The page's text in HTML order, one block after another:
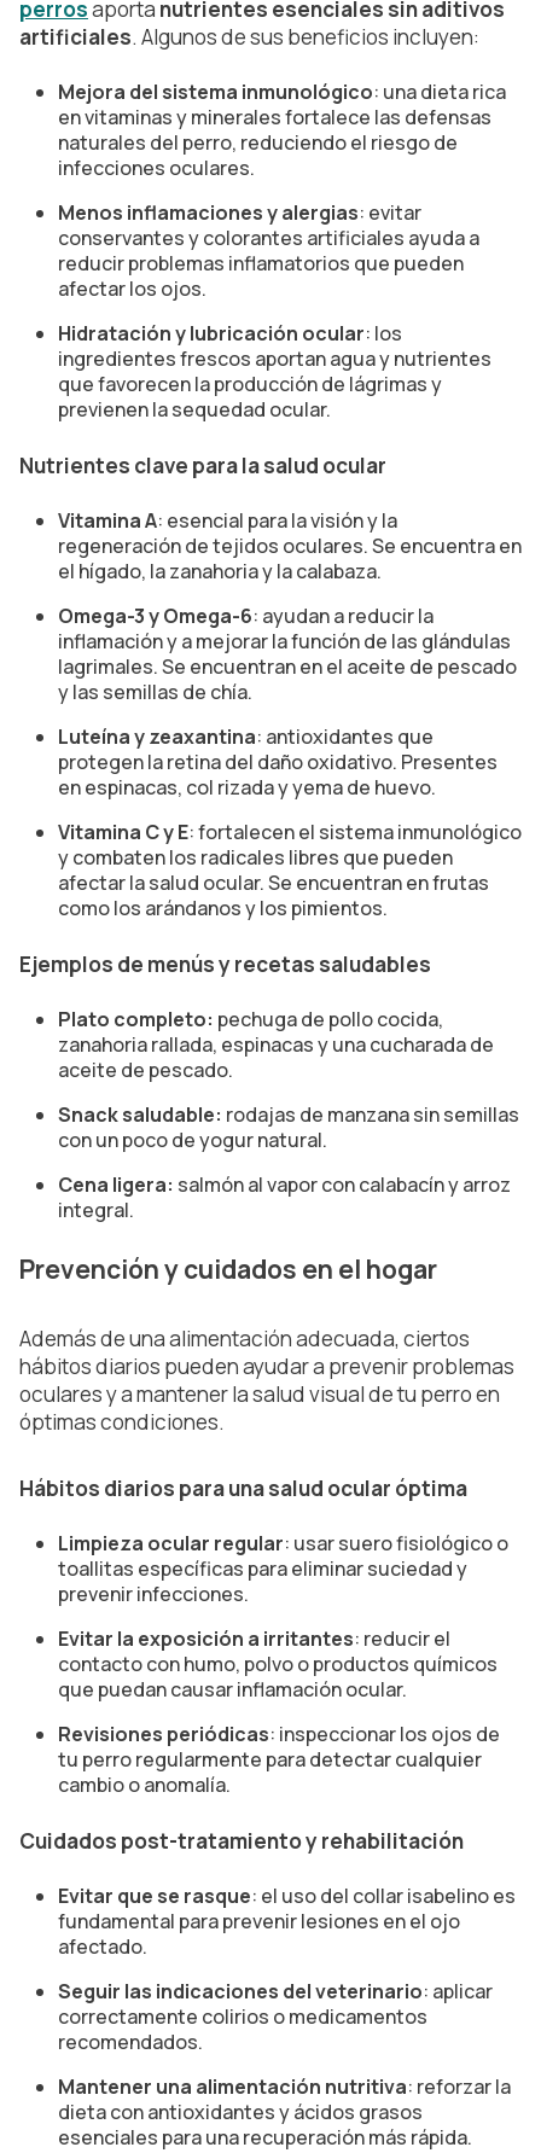
perrosaporta nutrientes esenciales sin aditivos
artificiales. Algunos de sus beneficios incluyen:
Mejora del sistema inmunológico: una dieta rica
en vitaminas y minerales fortalece las defensas
naturales del perro, reduciendo el riesgo de
infecciones oculares.
Menos inflamaciones y alergias: evitar
conservantes y colorantes artificiales ayuda a
reducir problemas inflamatorios que pueden
afectar los ojos.
Hidratación y lubricación ocular: los
ingredientes frescos aportan agua y nutrientes
que favorecen la producción de lágrimas y
previenen la sequedad ocular.
Nutrientes clave para la salud ocular
Vitamina A: esencial para la visión y la
regeneración de tejidos oculares. Se encuentra en
el hígado, la zanahoria y la calabaza.
Omega-3 y Omega-6: ayudan a reducir la
inflamación y a mejorar la función de las glándulas
lagrimales. Se encuentran en el aceite de pescado
y las semillas de chía.
Luteína y zeaxantina: antioxidantes que
protegen la retina del daño oxidativo. Presentes
en espinacas, col rizada y yema de huevo.
Vitamina C y E: fortalecen el sistema inmunológico
y combaten los radicales libres que pueden
afectar la salud ocular. Se encuentran en frutas
como los arándanos y los pimientos.
Ejemplos de menús y recetas saludables
Plato completo: pechuga de pollo cocida,
zanahoria rallada, espinacas y una cucharada de
aceite de pescado.
Snack saludable: rodajas de manzana sin semillas
con un poco de yogur natural.
Cena ligera: salmón al vapor con calabacín y arroz
integral.
Prevención y cuidados en el hogar
Además de una alimentación adecuada, ciertos
hábitos diarios pueden ayudar a prevenir problemas
oculares y a mantener la salud visual de tu perro en
óptimas condiciones.
Hábitos diarios para una salud ocular óptima
Limpieza ocular regular: usar suero fisiológico o
toallitas específicas para eliminar suciedad y
prevenir infecciones.
Evitar la exposición a irritantes: reducir el
contacto con humo, polvo o productos químicos
que puedan causar inflamación ocular.
Revisiones periódicas: inspeccionar los ojos de
tu perro regularmente para detectar cualquier
cambio o anomalía.
Cuidados post-tratamiento y rehabilitación
Evitar que se rasque: el uso del collar isabelino es
fundamental para prevenir lesiones en el ojo
afectado.
Seguir las indicaciones del veterinario: aplicar
correctamente colirios o medicamentos
recomendados.
Mantener una alimentación nutritiva: reforzar la
dieta con antioxidantes y ácidos grasos
esenciales para una recuperación más rápida.